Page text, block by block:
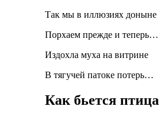
Так мы в иллюзиях доныне
Порхаем прежде и теперь…
Издохла муха на витрине
В тягучей патоке потерь…
Как бьется птица